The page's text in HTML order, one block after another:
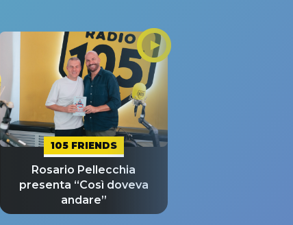
105 FRIENDS
Rosario Pellecchia
presenta “Così doveva
andare”